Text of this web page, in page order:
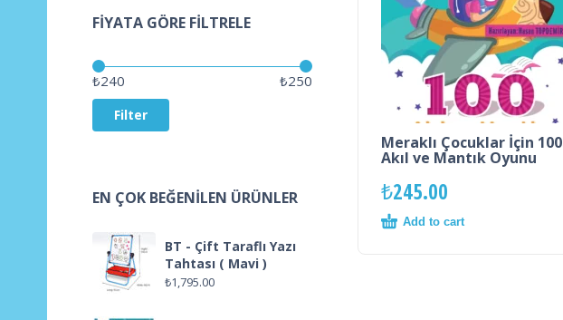
FIYATA GÖRE FILTRELE
Filter
₺240 ₺250
EN ÇOK BEĞENILEN ÜRÜNLER
BT - Çift Taraflı Yazı
Tahtası ( Mavi )
₺1,795.00
Meraklı Çocuklar İçin 100
Akıl ve Mantık Oyunu
₺245.00
Add to cart